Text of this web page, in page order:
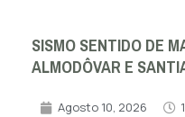
SISMO SENTIDO DE
ALMODÔVAR E
Agosto 10, 2026